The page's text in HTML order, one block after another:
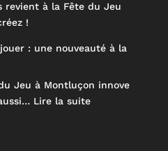
revient à la Fête du Jeu
!
: une nouveauté à la
Jeu à Montluçon innove
Lire la suite: